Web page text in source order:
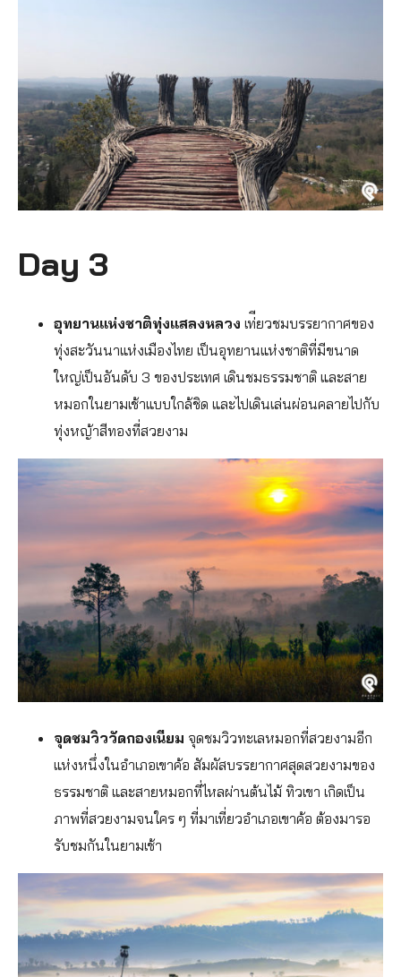
Day 3
อุทยานแห่งชาติทุ่งแสลงหลวง เท่ียวชมบรรยากาศของ
ทุ่งสะวันนาแห่งเมืองไทย เป็นอุทยานแห่งชาติที่มีขนาด
ใหญ่เป็นอันดับ 3 ของประเทศ เดินชมธรรมชาติ และสาย
หมอกในยามเช้าแบบใกล้ชิด และไปเดินเล่นผ่อนคลายไปกับ
ทุ่งหญ้าสีทองที่สวยงาม
จุดชมวิววัดกองเนียม จุดชมวิวทะเลหมอกที่สวยงามอีก
แห่งหนึ่งในอำเภอเขาค้อ สัมผัสบรรยากาศสุดสวยงามของ
ธรรมชาติ และสายหมอกที่ไหลผ่านต้นไม้ ทิวเขา เกิดเป็น
ภาพที่สวยงามจนใคร ๆ ที่มาเที่ยวอำเภอเขาค้อ ต้องมารอ
รับชมกันในยามเช้า